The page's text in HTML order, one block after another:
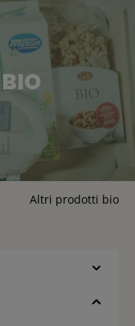
Altri prodotti bio